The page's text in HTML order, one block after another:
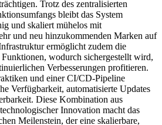
Trotz des zentralisierten
bleibt das System
und skaliert mühelos mit
und neu hinzukommenden Marken auf
ermöglicht zudem die
wodurch sichergestellt wird,
Verbesserungen profitieren.
und einer CI/CD-Pipeline
Verfügbarkeit, automatisierte Updates
Diese Kombination aus
Innovation macht das
Meilenstein, der eine skalierbare,